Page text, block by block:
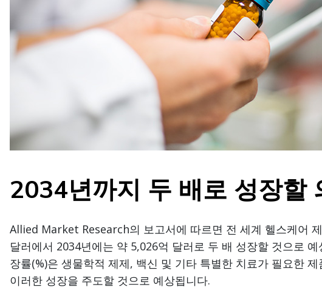
2034년까지 두 배로 성장할
Allied Market Research의 보고서에 따르면 전 세계 헬스케어
달러에서 2034년에는 약 5,026억 달러로 두 배 성장할 것으로
장률(%)은 생물학적 제제, 백신 및 기타 특별한 치료가 필요한
이러한 성장을 주도할 것으로 예상됩니다.